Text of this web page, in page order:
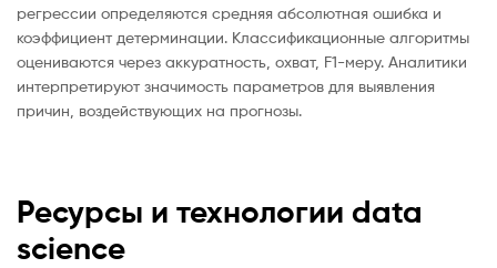
регрессии определяются средняя абсолютная ошибка и
коэффициент детерминации. Классификационные алгоритмы
оцениваются через аккуратность, охват, F1-меру. Аналитики
интерпретируют значимость параметров для выявления
причин, воздействующих на прогнозы.
Ресурсы и технологии data
science